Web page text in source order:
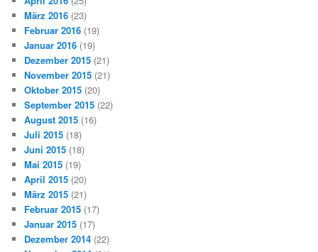
März 2016 (23)
Februar 2016 (19)
Januar 2016 (19)
Dezember 2015 (21)
November 2015 (21)
Oktober 2015 (20)
September 2015 (22)
August 2015 (16)
Juli 2015 (18)
Juni 2015 (18)
Mai 2015 (19)
April 2015 (20)
März 2015 (21)
Februar 2015 (17)
Januar 2015 (17)
Dezember 2014 (22)